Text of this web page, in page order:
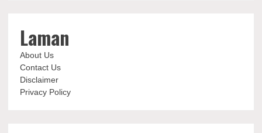
Laman
About Us
Contact Us
Disclaimer
Privacy Policy